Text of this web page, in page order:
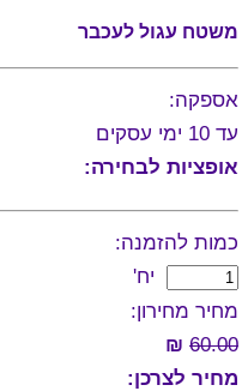
משטח עגול לעכבר
אספקה:
עד 10 ימי עסקים
אופציות לבחירה:
כמות להזמנה:
יח'
מחיר מחירון:
60.00
₪
מחיר לצרכן: